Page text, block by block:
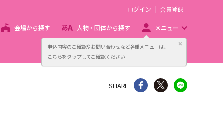
申込内容のご確認やお問い合わせなど各種メニューは、
こちらをタップしてご確認ください
閉じる
ログイン 会員登録
会場から探す 人物・団体から探す メニュー
主催者向け販売サービス
SHARE シェア Twitter